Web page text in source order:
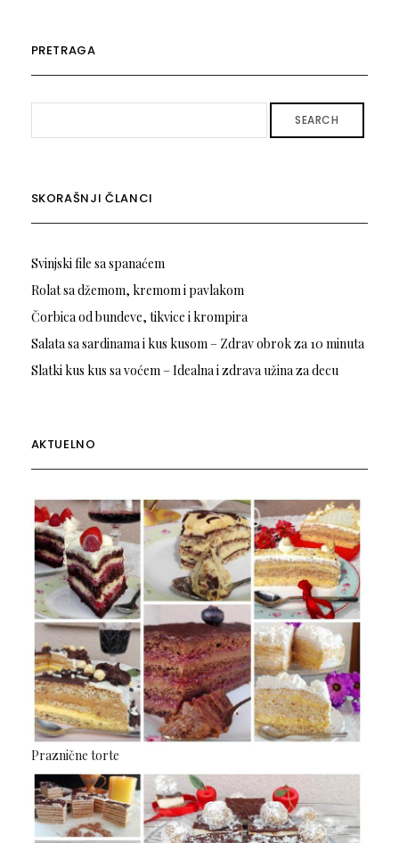
PRETRAGA
SEARCH
SKORAŠNJI ČLANCI
Svinjski file sa spanaćem
Rolat sa džemom, kremom i pavlakom
Čorbica od bundeve, tikvice i krompira
Salata sa sardinama i kus kusom – Zdrav obrok za 10 minuta
Slatki kus kus sa voćem – Idealna i zdrava užina za decu
AKTUELNO
Praznične torte